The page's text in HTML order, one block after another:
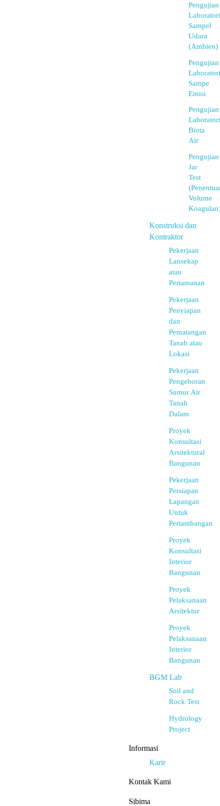
Pengujian
Sampel
Udara
(Ambien)
Pengujian
Sampe
Emisi
Pengujian
Biota
Air
Pengujian
Jar
Test
Volume
Konstruksi dan
Kontraktor
Pekerjaan
Lansekap
atau
Pertamanan
Pekerjaan
Penyiapan
dan
Pematangan
Tanah atau
Lokasi
Pekerjaan
Pengeboran
Sumur Air
Tanah
Dalam
Proyek
Konsultasi
Arsitektural
Bangunan
Pekerjaan
Persiapan
Lapangan
Untuk
Pertambangan
Proyek
Konsultasi
Interior
Bangunan
Proyek
Pelaksanaan
Arsitektur
Proyek
Pelaksanaan
Interior
Bangunan
BGM Lab
Soil and
Rock Test
Hydrology
Project
Informasi
Karir
Kontak Kami
Sibima